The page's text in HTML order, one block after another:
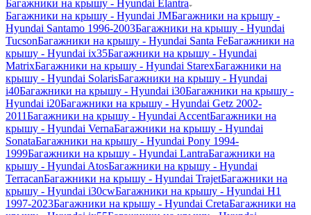
Багажники на крышу - Hyundai Elantra
Багажники на крышу - Hyundai JMБагажники на крышу -
Hyundai Santamo 1996-2003Багажники на крышу - Hyundai
TucsonБагажники на крышу - Hyundai Santa FeБагажники на
крышу - Hyundai ix35Багажники на крышу - Hyundai
MatrixБагажники на крышу - Hyundai StarexБагажники на
крышу - Hyundai SolarisБагажники на крышу - Hyundai
i40Багажники на крышу - Hyundai i30Багажники на крышу -
Hyundai i20Багажники на крышу - Hyundai Getz 2002-
2011Багажники на крышу - Hyundai AccentБагажники на
крышу - Hyundai VernaБагажники на крышу - Hyundai
SonataБагажники на крышу - Hyundai Pony 1994-
1999Багажники на крышу - Hyundai LantraБагажники на
крышу - Hyundai AtosБагажники на крышу - Hyundai
TerracanБагажники на крышу - Hyundai TrajetБагажники на
крышу - Hyundai i30cwБагажники на крышу - Hyundai H1
1997-2023Багажники на крышу - Hyundai CretaБагажники на